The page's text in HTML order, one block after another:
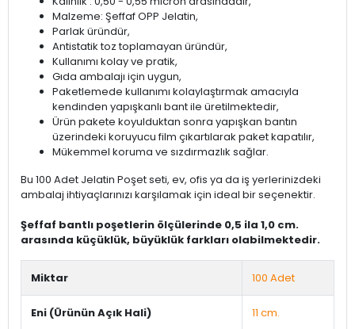
Malzeme: Şeffaf OPP Jelatin,
Parlak üründür,
Antistatik toz toplamayan üründür,
Kullanımı kolay ve pratik,
Gıda ambalajı için uygun,
Paketlemede kullanımı kolaylaştırmak amacıyla
kendinden yapışkanlı bant ile üretilmektedir,
Ürün pakete koyulduktan sonra yapışkan bantın
üzerindeki koruyucu film çıkartılarak paket kapatılır,
Mükemmel koruma ve sızdırmazlık sağlar.
Bu 100 Adet Jelatin Poşet seti, ev, ofis ya da iş yerlerinizdeki
ambalaj ihtiyaçlarınızı karşılamak için ideal bir seçenektir.
Şeffaf bantlı poşetlerin ölçülerinde 0,5 ila 1,0 cm.
arasında küçüklük, büyüklük farkları olabilmektedir.
Miktar 100 Adet
Eni (Ürünün Açık Hali) 11 cm.